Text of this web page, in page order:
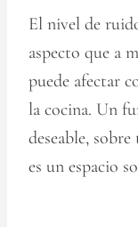
El nivel de
aspecto que a
puede afectar
la cocina. Un
deseable,
es un espacio